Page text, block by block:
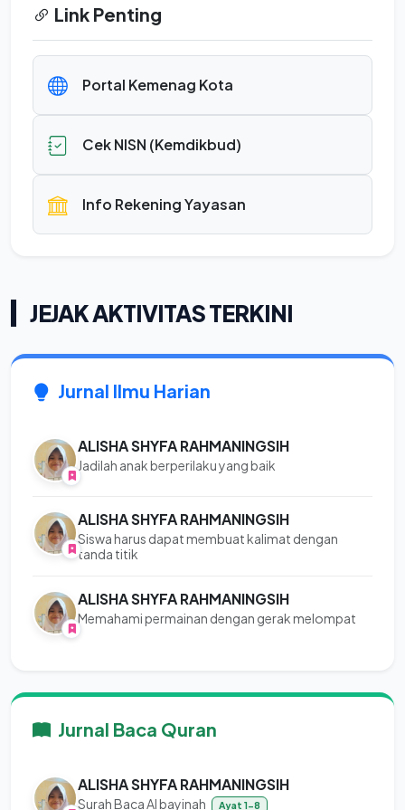
Link Penting
Portal Kemenag Kota
Cek NISN (Kemdikbud)
Info Rekening Yayasan
JEJAK AKTIVITAS TERKINI
Jurnal Ilmu Harian
ALISHA SHYFA RAHMANINGSIH
Jadilah anak berperilaku yang baik
ALISHA SHYFA RAHMANINGSIH
Siswa harus dapat membuat kalimat dengan
tanda titik
ALISHA SHYFA RAHMANINGSIH
Memahami permainan dengan gerak melompat
Jurnal Baca Quran
ALISHA SHYFA RAHMANINGSIH
Surah Baca Al bayinah Ayat 1-8